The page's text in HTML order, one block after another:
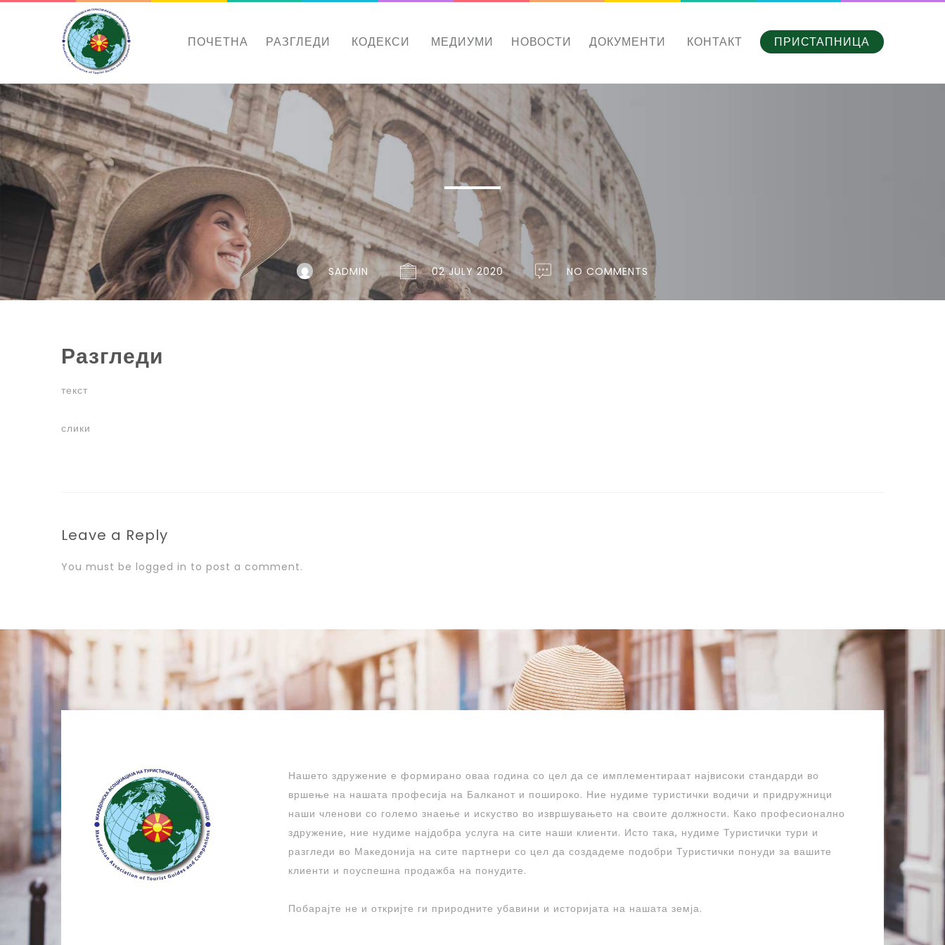
ПОЧЕТНА РАЗГЛЕДИ КОДЕКСИ МЕДИУМИ НОВОСТИ ДОКУМЕНТИ КОНТАКТ ПРИСТАПНИЦА
SADMIN 02 JULY 2020 NO COMMENTS
Разгледи
текст
слики
Leave a Reply
You must be logged in to post a comment.
Нашето здружение е формирано оваа година со цел да се имплементираат највисоки стандарди во
вршење на нашата професија на Балканот и пошироко. Ние нудиме туристички водичи и придружници
наши членови со големо знаење и искуство во извршувањето на своите должности. Како професионално
здружение, ние нудиме најдобра услуга на сите наши клиенти. Исто така, нудиме Туристички тури и
разгледи во Македонија на сите партнери со цел да создадеме подобри Туристички понуди за вашите
клиенти и поуспешна продажба на понудите.
Побарајте не и откријте ги природните убавини и историјата на нашата земја.